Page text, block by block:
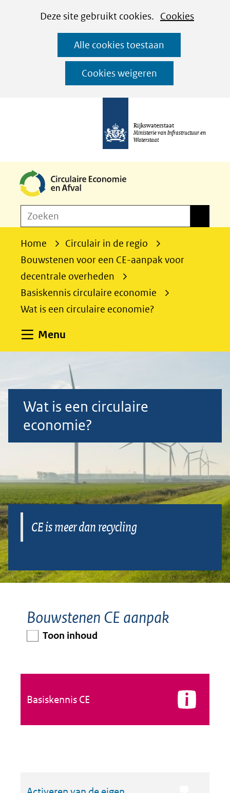
CookiesDeze site gebruikt cookies. Cookies
worden
toegestaan
geweigerd.
Alle cookies toestaan
Cookies weigeren
Ga
naar
de
inhoud
Rijkswaterstaat
Ministerie van Infrastructuur en
Waterstaat
o
Zoeken
Home
Circulair in de regio
Bouwstenen voor een CE-aanpak voor
decentrale overheden
Basiskennis circulaire economie
Wat is een circulaire economie?
Menu
is
een
circulaire
economie?
Wat is een circulaire
economie?
CE is meer dan recycling
Bouwstenen CE aanpak
Toon inhoud
Basiskennis CE